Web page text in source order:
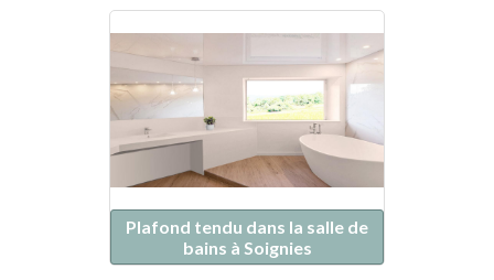
Plafond tendu dans la salle de
bains à Soignies